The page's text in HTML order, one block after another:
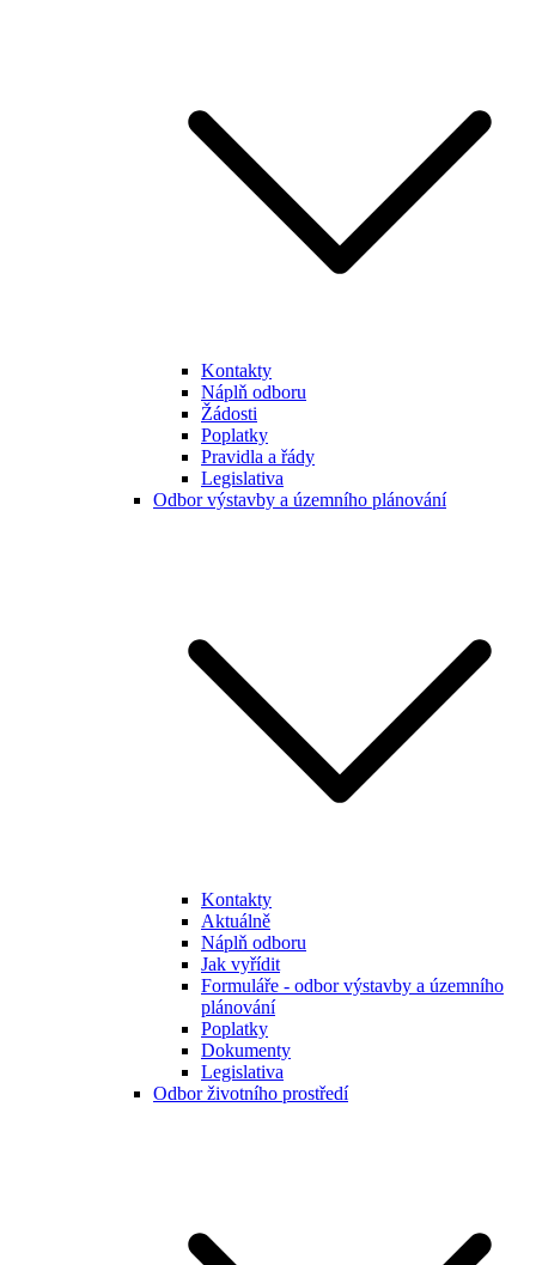
Kontakty
Náplň odboru
Žádosti
Poplatky
Pravidla a řády
Legislativa
Odbor výstavby a územního plánování
Kontakty
Aktuálně
Náplň odboru
Jak vyřídit
Formuláře - odbor výstavby a územního
plánování
Poplatky
Dokumenty
Legislativa
Odbor životního prostředí